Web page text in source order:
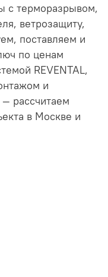
с терморазрывом,
ветрозащиту,
поставляем и
по ценам
REVENTAL,
и
— рассчитаем
в Москве и